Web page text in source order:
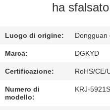
CONTROLLO
DI
QUALITÀ
ha
Luogo di origine: Dongguan
Marca: DGKYD
Certificazione: RoHS/CE/
Numero di
modello:
KRJ-